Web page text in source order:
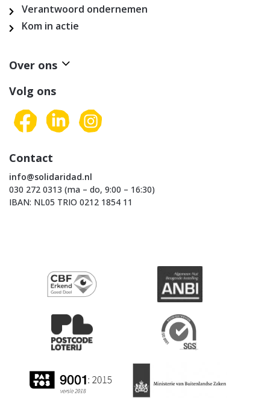
Verantwoord ondernemen
Kom in actie
Over ons
Volg ons
Contact
info@solidaridad.nl
030 272 0313 (ma – do, 9:00 – 16:30)
IBAN: NL05 TRIO 0212 1854 11